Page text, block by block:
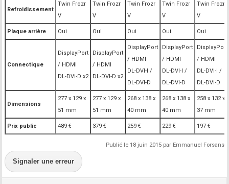
Refroidissement
Twin Frozr
V
Twin Frozr
V
Twin Frozr
V
Twin Frozr
V
Twin Frozr
V
Plaque arrière Oui Oui Oui Oui Oui
Connectique
DisplayPort
/ HDMI
DL-DVI-D x2
DisplayPort
/ HDMI
DL-DVI-D x2
DisplayPort
/ HDMI
DL-DVI-I /
DL-DVI-D
DisplayPort
/ HDMI
DL-DVI-I /
DL-DVI-D
DisplayPort
/ HDMI
DL-DVI-I /
DL-DVI-D
Dimensions
277 x 129 x
51 mm
277 x 129 x
51 mm
268 x 138 x
40 mm
268 x 138 x
40 mm
258 x 132 x
37 mm
Prix public 489 € 379 € 259 € 229 € 197 €
Publié le 18 juin 2015 par Emmanuel Forsans
Signaler une erreur